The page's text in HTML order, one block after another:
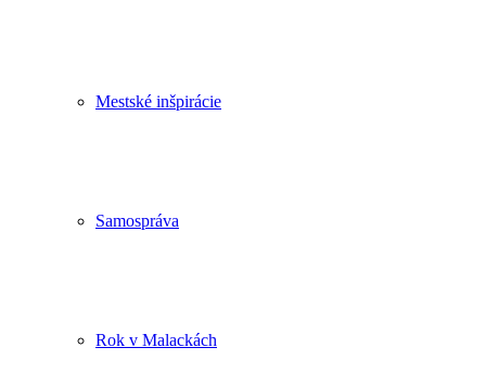
Mestské inšpirácie
Samospráva
Rok v Malackách